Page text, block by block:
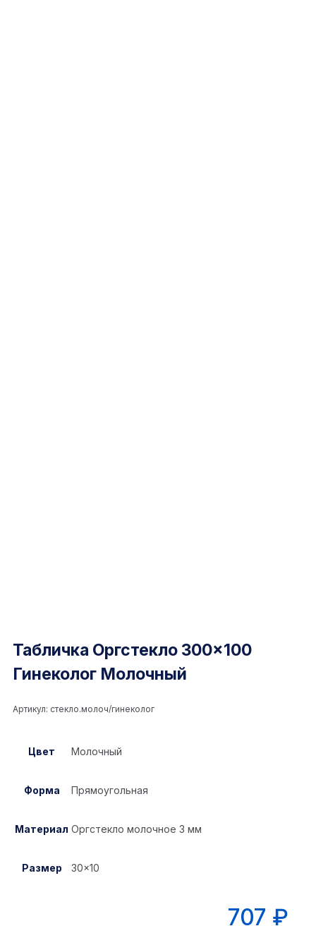
Табличка Оргстекло 300×100
Гинеколог Молочный
Артикул: стекло.молоч/гинеколог
Цвет Молочный
Форма Прямоугольная
Материал Оргстекло молочное 3 мм
Размер 30×10
707 ₽